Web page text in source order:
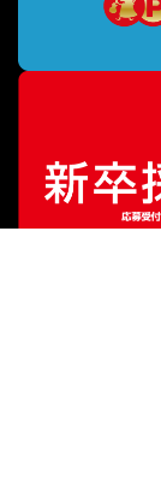
販売価格 ¥
¥